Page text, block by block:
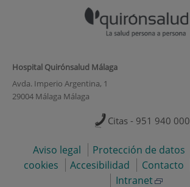
Hospital Quirónsalud Málaga
Avda. Imperio Argentina, 1
29004 Málaga Málaga
Citas - 951 940 000
Aviso legal Protección de datos
cookies
Accesibilidad Contacto
Intranet